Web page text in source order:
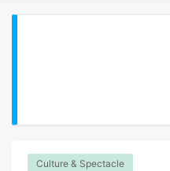
Culture & Spectacle